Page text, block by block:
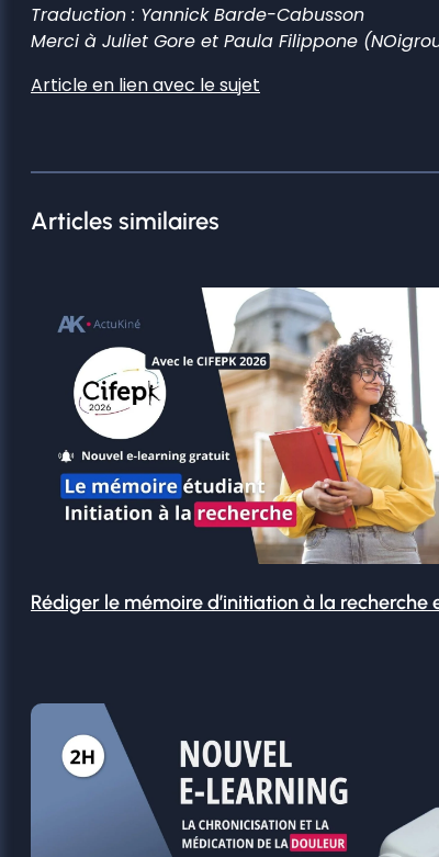
Traduction : Yannick Barde-Cabusson
Merci à Juliet Gore et Paula Filippone
Article en lien avec le sujet
Articles similaires
Rédiger le mémoire d’initiation à la recherche